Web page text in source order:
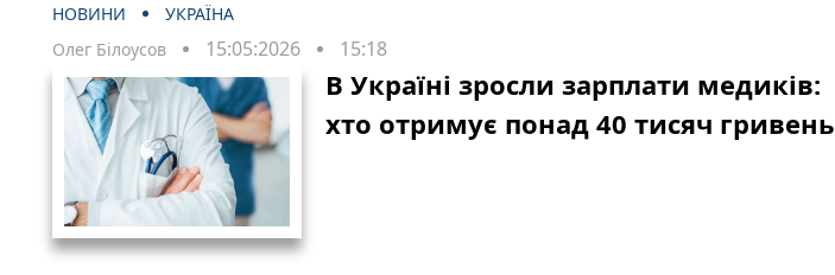
НОВИНИ
УКРАЇНА
Олег Білоусов
15:05:2026 15:18
В Україні зросли зарплати медиків:
хто отримує понад 40 тисяч гривень